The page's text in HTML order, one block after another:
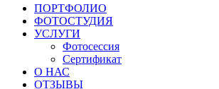
ПОРТФОЛИО
ФОТОСТУДИЯ
УСЛУГИ
Фотосессия
Сертификат
О НАС
ОТЗЫВЫ